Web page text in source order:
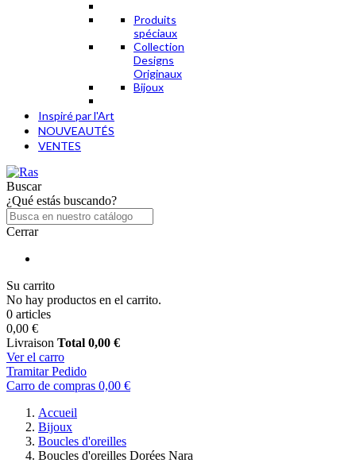
Produits
spéciaux
Collection
Designs
Originaux
Bijoux
Inspiré par l'Art
NOUVEAUTÉS
VENTES
Buscar
¿Qué estás buscando?
Cerrar
Su carrito
No hay productos en el carrito.
0 articles
0,00 €
Livraison Total 0,00 €
Ver el carro
Tramitar Pedido
Carro de compras 0,00 €
Accueil
Bijoux
Boucles d'oreilles
Boucles d'oreilles Dorées Nara